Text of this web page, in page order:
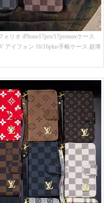
リオ iPhone17pro/17promaxケース
アイフォン 16/16plus手帳ケース 超薄
ブランドiphone15/14/13手帳型スマ